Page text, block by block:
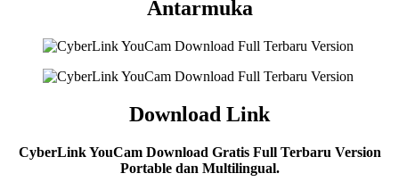
Antarmuka
Download Link
CyberLink YouCam Download Gratis Full Terbaru Version
Portable dan Multilingual.